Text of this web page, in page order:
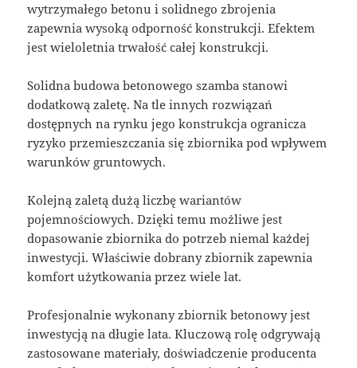
wytrzymałego betonu i solidnego zbrojenia
zapewnia wysoką odporność konstrukcji. Efektem
jest wieloletnia trwałość całej konstrukcji.
Solidna budowa betonowego szamba stanowi
dodatkową zaletę. Na tle innych rozwiązań
dostępnych na rynku jego konstrukcja ogranicza
ryzyko przemieszczania się zbiornika pod wpływem
warunków gruntowych.
Kolejną zaletą dużą liczbę wariantów
pojemnościowych. Dzięki temu możliwe jest
dopasowanie zbiornika do potrzeb niemal każdej
inwestycji. Właściwie dobrany zbiornik zapewnia
komfort użytkowania przez wiele lat.
Profesjonalnie wykonany zbiornik betonowy jest
inwestycją na długie lata. Kluczową rolę odgrywają
zastosowane materiały, doświadczenie producenta